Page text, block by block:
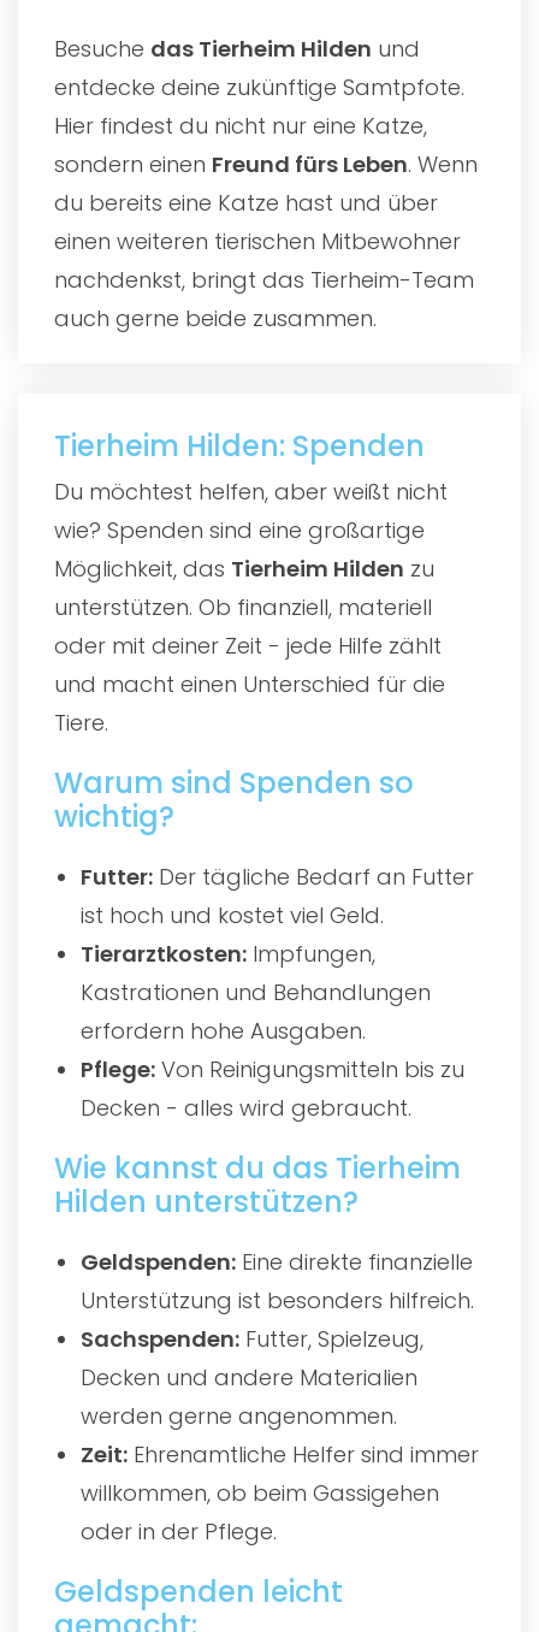
Besuche das Tierheim Hilden und
entdecke deine zukünftige Samtpfote.
Hier findest du nicht nur eine Katze,
sondern einen Freund fürs Leben. Wenn
du bereits eine Katze hast und über
einen weiteren tierischen Mitbewohner
nachdenkst, bringt das Tierheim-Team
auch gerne beide zusammen.
Tierheim Hilden: Spenden
Du möchtest helfen, aber weißt nicht
wie? Spenden sind eine großartige
Möglichkeit, das Tierheim Hilden zu
unterstützen. Ob finanziell, materiell
oder mit deiner Zeit - jede Hilfe zählt
und macht einen Unterschied für die
Tiere.
Warum sind Spenden so
wichtig?
Futter: Der tägliche Bedarf an Futter
ist hoch und kostet viel Geld.
Tierarztkosten: Impfungen,
Kastrationen und Behandlungen
erfordern hohe Ausgaben.
Pflege: Von Reinigungsmitteln bis zu
Decken - alles wird gebraucht.
Wie kannst du das Tierheim
Hilden unterstützen?
Geldspenden: Eine direkte finanzielle
Unterstützung ist besonders hilfreich.
Sachspenden: Futter, Spielzeug,
Decken und andere Materialien
werden gerne angenommen.
Zeit: Ehrenamtliche Helfer sind immer
willkommen, ob beim Gassigehen
oder in der Pflege.
Geldspenden leicht